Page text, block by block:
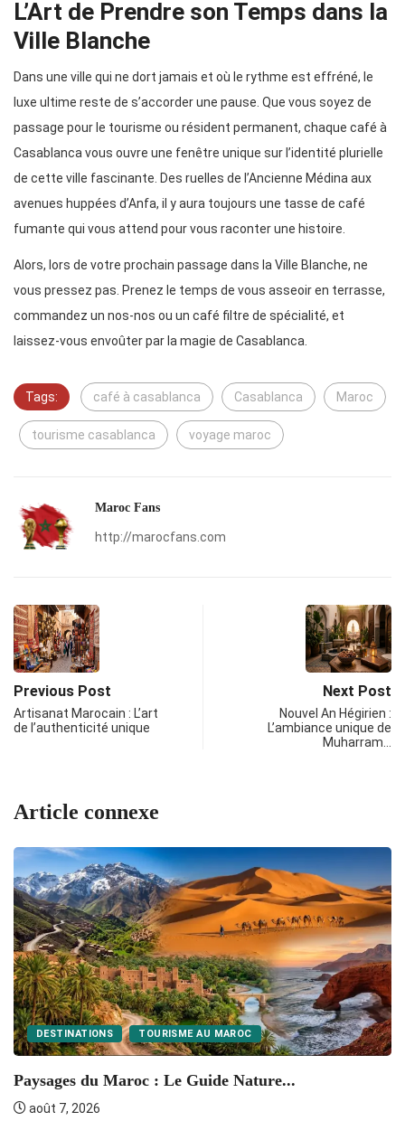
L’Art de Prendre son Temps dans la
Ville Blanche
Dans une ville qui ne dort jamais et où le rythme est effréné, le
luxe ultime reste de s’accorder une pause. Que vous soyez de
passage pour le tourisme ou résident permanent, chaque café à
Casablanca vous ouvre une fenêtre unique sur l’identité plurielle
de cette ville fascinante. Des ruelles de l’Ancienne Médina aux
avenues huppées d’Anfa, il y aura toujours une tasse de café
fumante qui vous attend pour vous raconter une histoire.
Alors, lors de votre prochain passage dans la Ville Blanche, ne
vous pressez pas. Prenez le temps de vous asseoir en terrasse,
commandez un nos-nos ou un café filtre de spécialité, et
laissez-vous envoûter par la magie de Casablanca.
Tags: café à casablanca Casablanca Maroc
tourisme casablanca voyage maroc
Maroc Fans
http://marocfans.com
Previous Post
Artisanat Marocain : L’art
de l’authenticité unique
Next Post
Nouvel An Hégirien :
L’ambiance unique de
Muharram…
Article connexe
DESTINATIONS TOURISME AU MAROC
Paysages du Maroc : Le Guide Nature...
août 7, 2026